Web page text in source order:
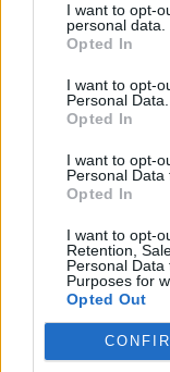
I want to opt-
personal data.
Opted In
I want to opt-
Personal Data.
Opted In
I want to opt-
Personal Data
Opted In
I want to opt-
Retention,
Personal
Purposes for
Opted Out
KRÓNIKA